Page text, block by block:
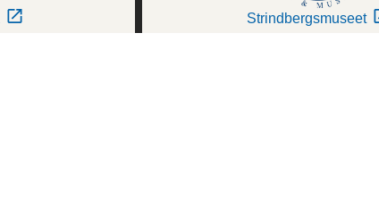
Strindbergsmuseet